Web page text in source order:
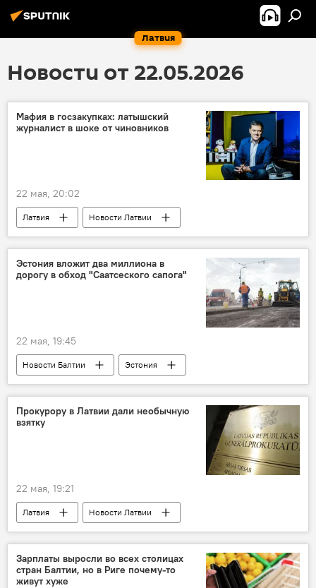
Латвия
Новости от 22.05.2026
Мафия в госзакупках: латышский
журналист в шоке от чиновников
22 мая, 20:02
Латвия
Новости Латвии
Новости экономики Латвии
Происшествия в Латвии
Армандс Пуче
коррупционный скандал
Эстония вложит два миллиона в
дорогу в обход "Саатсеского сапога"
22 мая, 19:45
Новости Балтии Эстония
Прокурору в Латвии дали необычную
взятку
22 мая, 19:21
Латвия
Новости Латвии
Происшествия в Латвии
Прокуратура
Бюро по предотвращению и борьбе с коррупцией (БПБК, KNAB)
Зарплаты выросли во всех столицах
стран Балтии, но в Риге почему-то
живут хуже